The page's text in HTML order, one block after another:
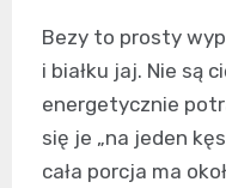
Bezy to prosty
i białku jaj. Nie są
energetycznie
się je „na jeden
cała porcja ma